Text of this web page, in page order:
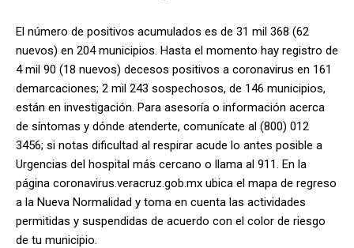
El número de positivos acumulados es de 31 mil 368 (62
nuevos) en 204 municipios. Hasta el momento hay registro de
4 mil 90 (18 nuevos) decesos positivos a coronavirus en 161
demarcaciones; 2 mil 243 sospechosos, de 146 municipios,
están en investigación. Para asesoría o información acerca
de síntomas y dónde atenderte, comunícate al (800) 012
3456; si notas dificultad al respirar acude lo antes posible a
Urgencias del hospital más cercano o llama al 911. En la
página coronavirus.veracruz.gob.mx ubica el mapa de regreso
a la Nueva Normalidad y toma en cuenta las actividades
permitidas y suspendidas de acuerdo con el color de riesgo
de tu municipio.